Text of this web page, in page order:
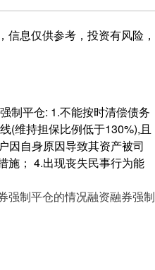
息仅供参考，投资有风险，
制平仓: 1.不能按时清偿债务
(维持担保比例低于130%),且
因自身原因导致其资产被司
施； 4.出现丧失民事行为能
强制平仓的情况融资融券强制